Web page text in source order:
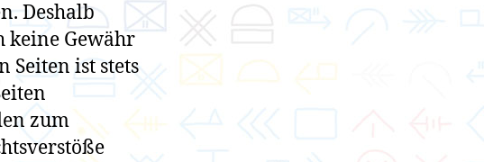
Deshalb
keine Gewähr
ist stets
zum